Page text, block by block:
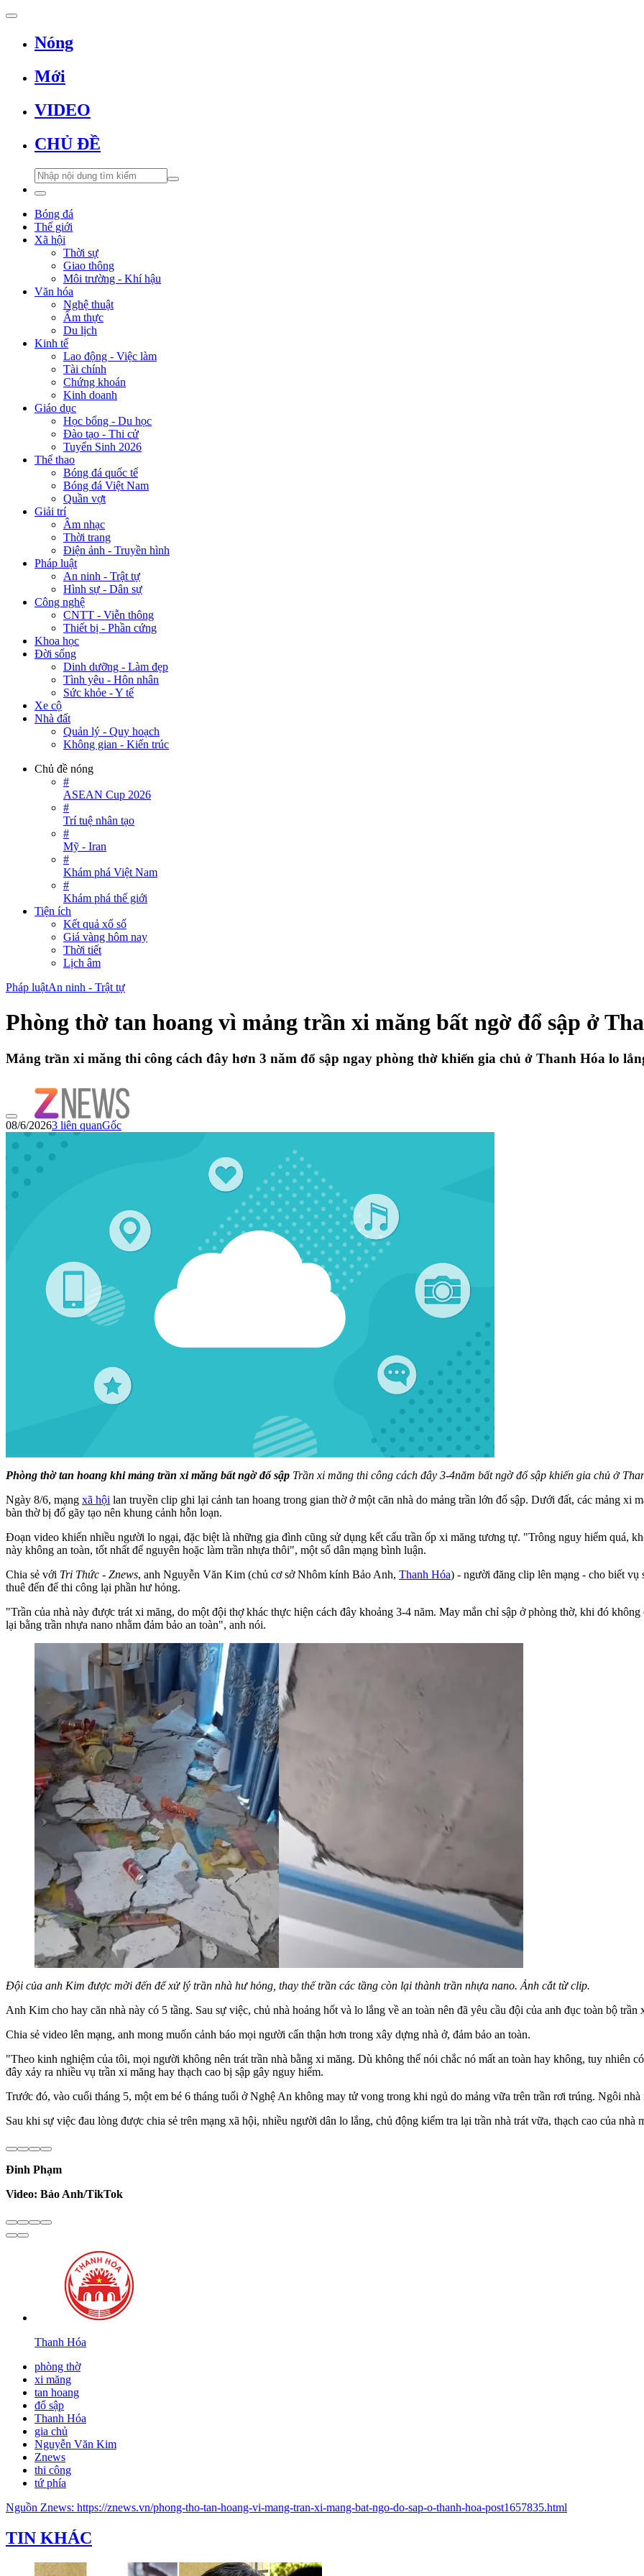
Nóng
Mới
VIDEO
CHỦ ĐỀ
Bóng đá
Thế giới
Xã hội
Thời sự
Giao thông
Môi trường - Khí hậu
Văn hóa
Nghệ thuật
Ẩm thực
Du lịch
Kinh tế
Lao động - Việc làm
Tài chính
Chứng khoán
Kinh doanh
Giáo dục
Học bổng - Du học
Đào tạo - Thi cử
Tuyển Sinh 2026
Thể thao
Bóng đá quốc tế
Bóng đá Việt Nam
Quần vợt
Giải trí
Âm nhạc
Thời trang
Điện ảnh - Truyền hình
Pháp luật
An ninh - Trật tự
Hình sự - Dân sự
Công nghệ
CNTT - Viễn thông
Thiết bị - Phần cứng
Khoa học
Đời sống
Dinh dưỡng - Làm đẹp
Tình yêu - Hôn nhân
Sức khỏe - Y tế
Xe cộ
Nhà đất
Quản lý - Quy hoạch
Không gian - Kiến trúc
Chủ đề nóng
#
ASEAN Cup 2026
#
Trí tuệ nhân tạo
#
Mỹ - Iran
#
Khám phá Việt Nam
#
Khám phá thế giới
Tiện ích
Kết quả xổ số
Giá vàng hôm nay
Thời tiết
Lịch âm
Pháp luậtAn ninh - Trật tự
Phòng thờ tan hoang vì mảng trần xi măng bất ngờ đổ sập ở
Mảng trần xi măng thi công cách đây hơn 3 năm đổ sập ngay phòng thờ khiến gia chủ ở Thanh Hóa lo
08/6/20263 liên quanGốc
Phòng thờ tan hoang khi mảng trần xi măng bất ngờ đổ sập Trần xi măng thi công cách đây 3-4năm bất ngờ đổ sập khiến gia chủ ở
Ngày 8/6, mạng xã hội lan truyền clip ghi lại cảnh tan hoang trong gian thờ ở một căn nhà do mảng trần lớn đổ sập. Dưới đất, các mảng xi
bàn thờ bị đổ gãy tạo nên khung cảnh hỗn loạn.
Đoạn video khiến nhiều người lo ngại, đặc biệt là những gia đình cũng sử dụng kết cấu trần ốp xi măng tương tự. "Trông nguy hiểm quá,
này không an toàn, tốt nhất để nguyên hoặc làm trần nhựa thôi", một số dân mạng bình luận.
Chia sẻ với Tri Thức - Znews, anh Nguyễn Văn Kim (chủ cơ sở Nhôm kính Bảo Anh, Thanh Hóa) - người đăng clip lên mạng - cho biết vụ
thuê đến để thi công lại phần hư hỏng.
"Trần của nhà này được trát xi măng, do một đội thợ khác thực hiện cách đây khoảng 3-4 năm. May mắn chỉ sập ở phòng thờ, khi đó
lại bằng trần nhựa nano nhằm đảm bảo an toàn", anh nói.
Đội của anh Kim được mời đến để xử lý trần nhà hư hỏng, thay thế trần các tầng còn lại thành trần nhựa nano. Ảnh cắt từ clip.
Anh Kim cho hay căn nhà này có 5 tầng. Sau sự việc, chủ nhà hoảng hốt và lo lắng về an toàn nên đã yêu cầu đội của anh đục toàn bộ
Chia sẻ video lên mạng, anh mong muốn cảnh báo mọi người cẩn thận hơn trong xây dựng nhà ở, đảm bảo an toàn.
"Theo kinh nghiệm của tôi, mọi người không nên trát trần nhà bằng xi măng. Dù không thể nói chắc nó mất an toàn hay không, tuy nhiên
đây xảy ra nhiều vụ trần xi măng hay thạch cao bị sập gây nguy hiểm.
Trước đó, vào cuối tháng 5, một em bé 6 tháng tuổi ở Nghệ An không may tử vong trong khi ngủ do mảng vữa trên trần rơi trúng. Ngôi
Sau khi sự việc đau lòng được chia sẻ trên mạng xã hội, nhiều người dân lo lắng, chủ động kiểm tra lại trần nhà trát vữa, thạch cao của nhà
Đinh Phạm
Video: Bảo Anh/TikTok
Thanh Hóa
phòng thờ
xi măng
tan hoang
đổ sập
Thanh Hóa
gia chủ
Nguyễn Văn Kim
Znews
thi công
tứ phía
Nguồn Znews: https://znews.vn/phong-tho-tan-hoang-vi-mang-tran-xi-mang-bat-ngo-do-sap-o-thanh-hoa-post1657835.html
TIN KHÁC